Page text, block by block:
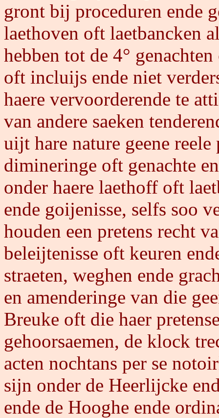
gront bij proceduren ende
laethoven oft laetbancken
hebben tot de 4°
oft incluijs ende niet
haere vervoorderende te
van andere saeken
uijt hare nature geene
dimineringe oft genachte
onder haere laethoff oft
ende goijenisse, selfs soo
houden een pretens recht
beleijtenisse oft keuren
straeten, weghen ende
en amenderinge van die
Breuke oft die haer
gehoorsaemen, de klock
acten nochtans per se
sijn onder de Heerlijcke
ende de Hooghe ende